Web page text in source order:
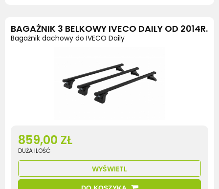
BAGAŻNIK 3 BELKOWY IVECO DAILY OD 2014R.
Bagażnik dachowy do IVECO Daily
859,00 ZŁ
DUŻA ILOŚĆ
WYŚWIETL